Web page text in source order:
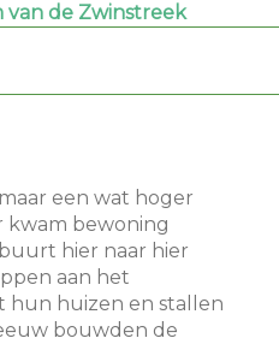
van de Zwinstreek
een wat hoger
kwam bewoning
hier naar hier
aan het
hun huizen en stallen
bouwden de